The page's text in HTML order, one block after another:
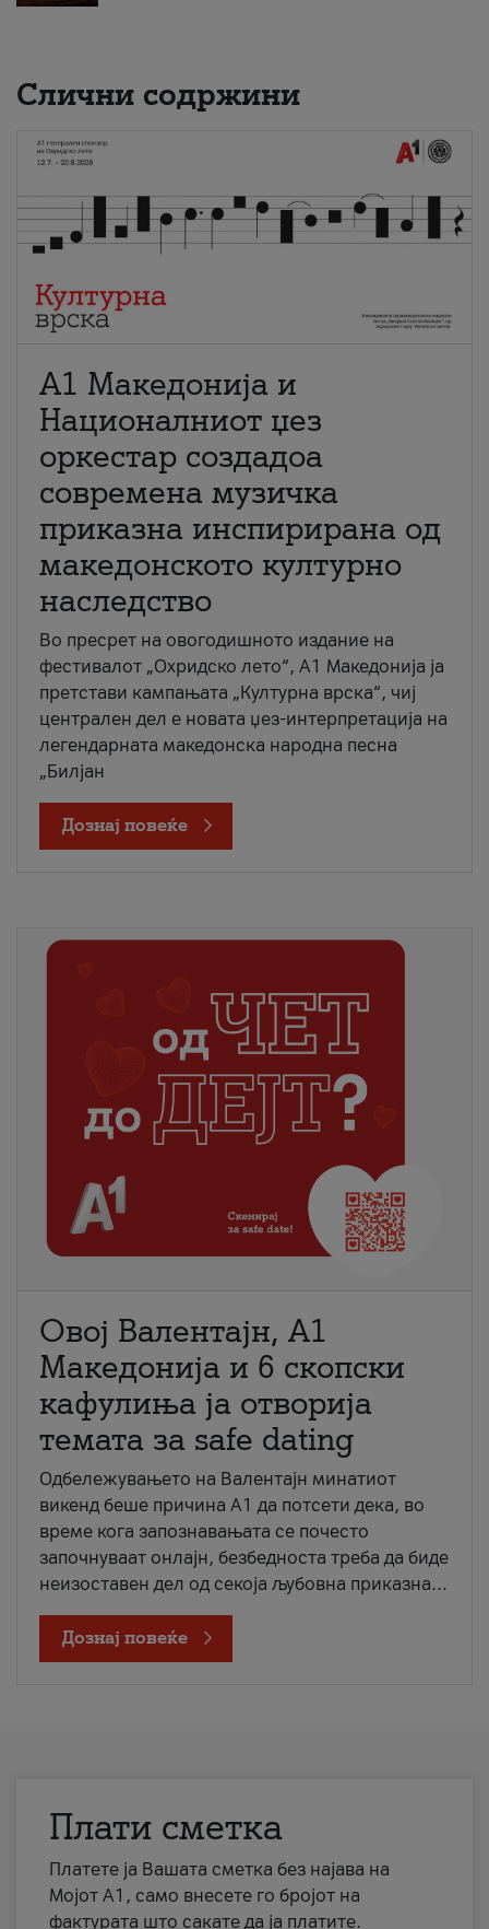
Слични содржини
А1 Македонија и
Националниот џез
оркестар создадоа
современа музичка
приказна инспирирана од
македонското културно
наследство
Во пресрет на овогодишното издание на
фестивалот „Охридско лето“, А1 Македонија ја
претстави кампањата „Културна врска“, чиј
централен дел е новата џез-интерпретација на
легендарната македонска народна песна
„Билјан
Дознај повеќе
Овој Валентајн, A1
Македонија и 6 скопски
кафулиња ја отворија
темата за safe dating
Одбележувањето на Валентајн минатиот
викенд беше причина А1 да потсети дека, во
време кога запознавањата се почесто
започнуваат онлајн, безбедноста треба да биде
неизоставен дел од секоја љубовна приказна...
Дознај повеќе
Плати сметка
Платете ја Вашата сметка без најава на
Мојот А1, само внесете го бројот на
фактурата што сакате да ја платите.